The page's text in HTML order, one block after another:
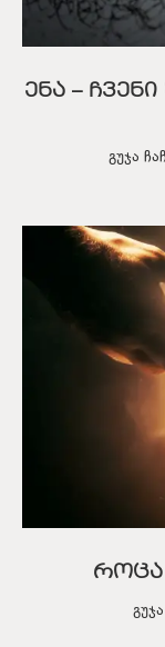
ენა –
გუჯა
როცა